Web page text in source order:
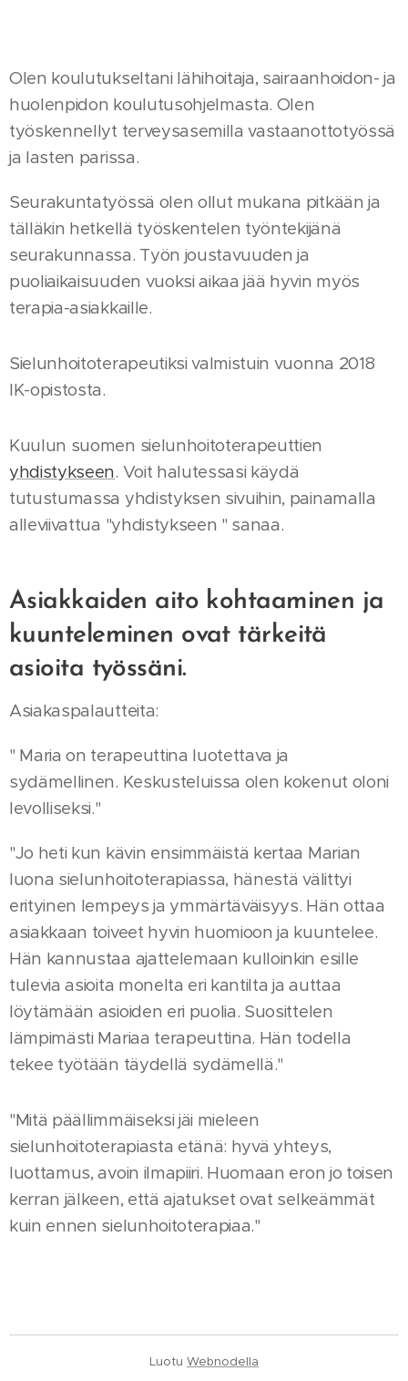
Olen koulutukseltani lähihoitaja, sairaanhoidon- ja
huolenpidon koulutusohjelmasta. Olen
työskennellyt terveysasemilla vastaanottotyössä
ja lasten parissa.
Seurakuntatyössä olen ollut mukana pitkään ja
tälläkin hetkellä työskentelen työntekijänä
seurakunnassa. Työn joustavuuden ja
puoliaikaisuuden vuoksi aikaa jää hyvin myös
terapia-asiakkaille.
Sielunhoitoterapeutiksi valmistuin vuonna 2018
IK-opistosta.
Kuulun suomen sielunhoitoterapeuttien
yhdistykseen. Voit halutessasi käydä
tutustumassa yhdistyksen sivuihin, painamalla
alleviivattua "yhdistykseen " sanaa.
Asiakkaiden aito kohtaaminen ja
kuunteleminen ovat tärkeitä
asioita työssäni.
Asiakaspalautteita:
" Maria on terapeuttina luotettava ja
sydämellinen. Keskusteluissa olen kokenut oloni
levolliseksi."
"Jo heti kun kävin ensimmäistä kertaa Marian
luona sielunhoitoterapiassa, hänestä välittyi
erityinen lempeys ja ymmärtäväisyys. Hän ottaa
asiakkaan toiveet hyvin huomioon ja kuuntelee.
Hän kannustaa ajattelemaan kulloinkin esille
tulevia asioita monelta eri kantilta ja auttaa
löytämään asioiden eri puolia. Suosittelen
lämpimästi Mariaa terapeuttina. Hän todella
tekee työtään täydellä sydämellä."
"Mitä päällimmäiseksi jäi mieleen
sielunhoitoterapiasta etänä: hyvä yhteys,
luottamus, avoin ilmapiiri. Huomaan eron jo toisen
kerran jälkeen, että ajatukset ovat selkeämmät
kuin ennen sielunhoitoterapiaa."
Luotu Webnodella